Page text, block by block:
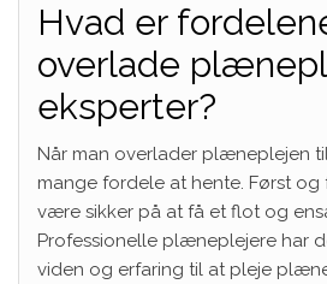
Hvad er
overlade
eksperter?
Når man overlader plæneplejen
mange fordele at hente. Først og
være sikker på at få et flot og
Professionelle plæneplejere har
viden og erfaring til at pleje